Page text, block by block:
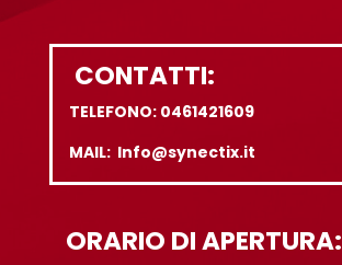
CONTATTI:
TELEFONO: 0461421609
MAIL: Info@synectix.it
ORARIO DI APERTURA: